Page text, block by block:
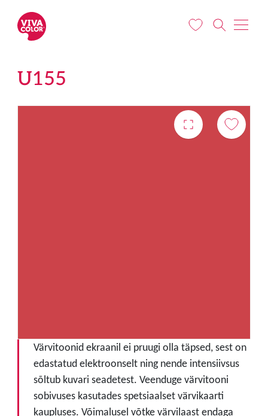
U155
Värvitoonid ekraanil ei pruugi olla täpsed, sest on
edastatud elektroonselt ning nende intensiivsus
sõltub kuvari seadetest. Veenduge värvitooni
sobivuses kasutades spetsiaalset värvikaarti
kaupluses. Võimalusel võtke värvilaast endaga